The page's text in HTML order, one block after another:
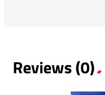
Reviews (0)